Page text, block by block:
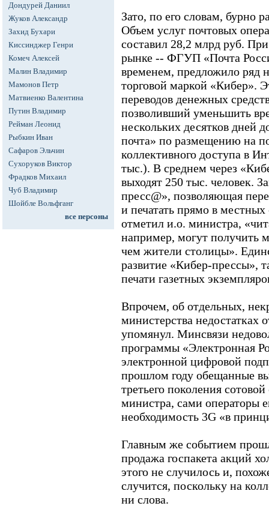
Дондурей Даниил
Жуков Александр
Захид Бухари
Киссинджер Генри
Комеч Алексей
Малин Владимир
Мамонов Петр
Матвиенко Валентина
Путин Владимир
Рейман Леонид
Рыбкин Иван
Сафаров Эльчин
Сухоруков Виктор
Фрадков Михаил
Чуб Владимир
Шойбле Вольфганг
все персоны
Зато, по его словам, бурно
Объем услуг почтовых
составил 28,2 млрд руб.
рынке -- ФГУП «Почта
временем, предложило ряд
торговой маркой «Кибер».
переводов денежных
позволивший уменьшить
нескольких десятков дней
почта» по размещению на
коллективного доступа в
тыс.). В среднем через
выходят 250 тыс. человек.
пресс@», позволяющая
и печатать прямо в местных
отметил и.о. министра,
например, могут получить
чем жители столицы».
развитие «Кибер-прессы»,
печати газетных
Впрочем, об отдельных,
министерства недостатках
упомянул. Минсвязи
программы «Электронная
электронной цифровой
прошлом году обещанные
третьего поколения
министра, сами операторы
необходимость 3G «в
Главным же событием
продажа госпакета акций
этого не случилось и,
случится, поскольку на
ни слова.